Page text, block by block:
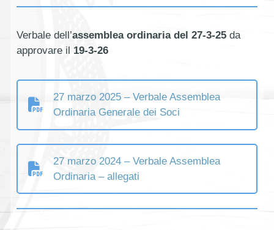
Verbale dell’assemblea ordinaria del 27-3-25 da
approvare il 19-3-26
27 marzo 2025 – Verbale Assemblea
Ordinaria Generale dei Soci
27 marzo 2024 – Verbale Assemblea
Ordinaria – allegati